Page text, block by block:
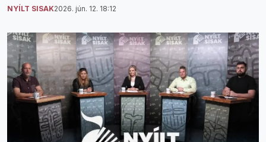
NYÍLT SISAK2026. jún. 12. 18:12